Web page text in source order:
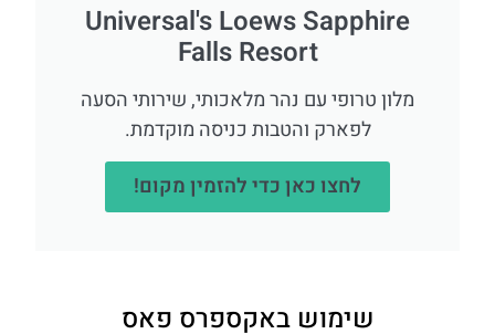
Universal's Loews Sapphire
Falls Resort
מלון טרופי עם נהר מלאכותי, שירותי הסעה
לפארק והטבות כניסה מוקדמת.
לחצו כאן כדי להזמין מקום!
שימוש באקספרס פאס